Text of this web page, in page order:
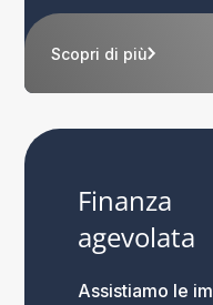
Scopri di più
Finanza
agevolata
Assistiamo le